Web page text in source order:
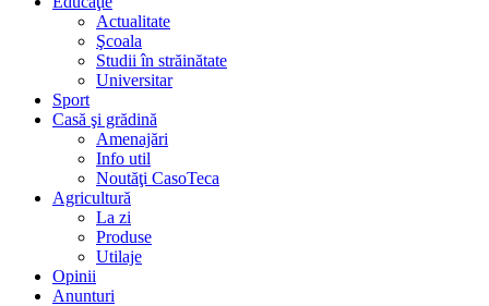
Actualitate
Şcoala
Studii în străinătate
Universitar
Sport
Casă şi grădină
Amenajări
Info util
Noutăţi CasoTeca
Agricultură
La zi
Produse
Utilaje
Opinii
Anunturi